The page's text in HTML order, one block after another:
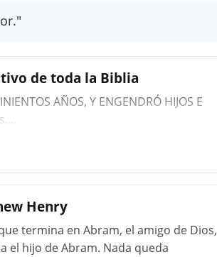
de toda la Biblia
AÑOS, Y ENGENDRÓ HIJOS E
Henry
termina en Abram, el amigo de Dios,
el hijo de Abram. Nada queda